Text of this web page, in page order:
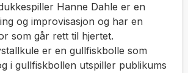
Hanne Dahle er en
og improvisasjon og har en
som går rett til hjertet.
er en gullfiskbolle som
i gullfiskbollen utspiller publikums